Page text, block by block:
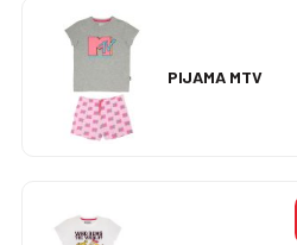
PIJAMA MTV